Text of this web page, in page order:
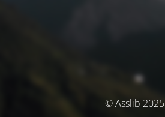
© Asslib 2025